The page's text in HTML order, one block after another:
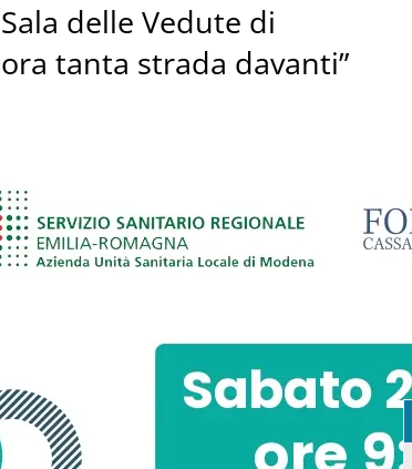
delle Vedute di
tanta strada davanti”